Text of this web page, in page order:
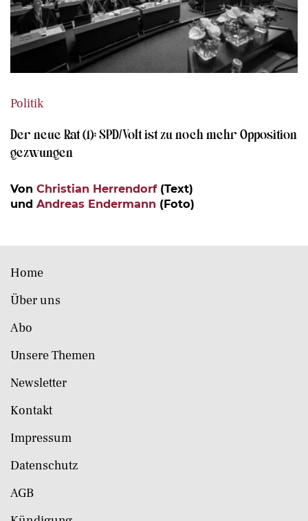
Politik
Der neue Rat (1): SPD/Volt ist zu noch mehr Opposition
gezwungen
Von Christian Herrendorf(Text)
und Andreas Endermann (Foto)
Home
Über uns
Abo
Unsere Themen
Newsletter
Kontakt
Impressum
Datenschutz
AGB